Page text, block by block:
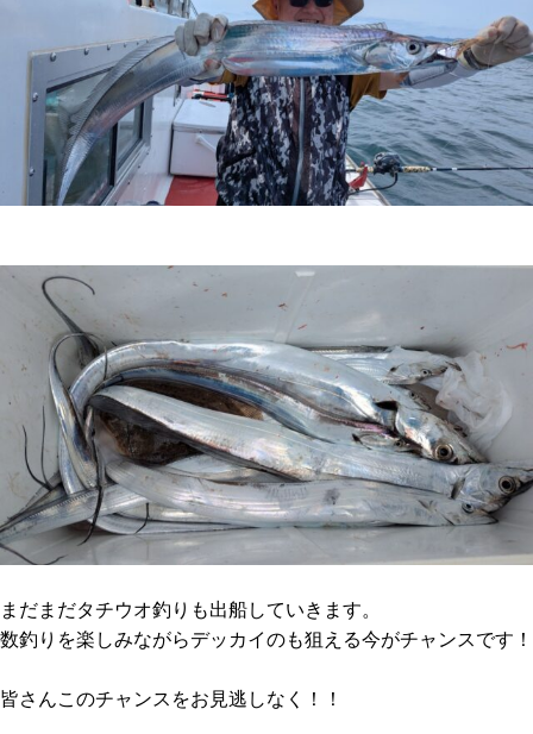
まだまだタチウオ釣りも出船していきます。
数釣りを楽しみながらデッカイのも狙える今がチャンスです！
皆さんこのチャンスをお見逃しなく！！